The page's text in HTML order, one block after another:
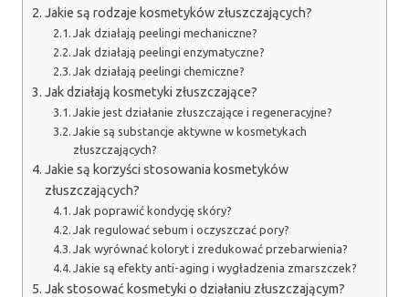
Jakie są rodzaje kosmetyków złuszczających?
Jak działają peelingi mechaniczne?
Jak działają peelingi enzymatyczne?
Jak działają peelingi chemiczne?
Jak działają kosmetyki złuszczające?
Jakie jest działanie złuszczające i regeneracyjne?
Jakie są substancje aktywne w kosmetykach
złuszczających?
Jakie są korzyści stosowania kosmetyków
złuszczających?
Jak poprawić kondycję skóry?
Jak regulować sebum i oczyszczać pory?
Jak wyrównać koloryt i zredukować przebarwienia?
Jakie są efekty anti-aging i wygładzenia zmarszczek?
Jak stosować kosmetyki o działaniu złuszczającym?